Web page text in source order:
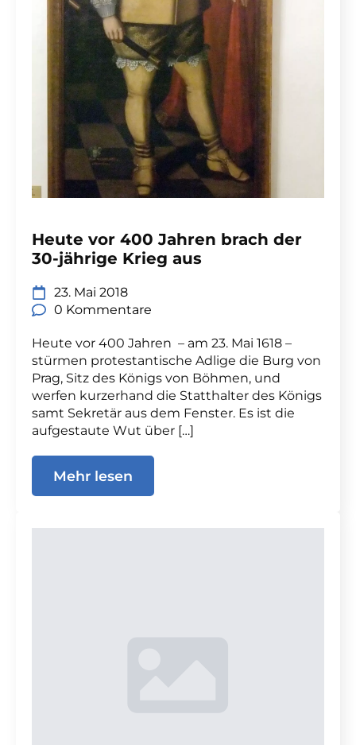
Heute vor 400 Jahren brach der
30-jährige Krieg aus
23. Mai 2018
0 Kommentare
Heute vor 400 Jahren – am 23. Mai 1618 –
stürmen protestantische Adlige die Burg von
Prag, Sitz des Königs von Böhmen, und
werfen kurzerhand die Statthalter des Königs
samt Sekretär aus dem Fenster. Es ist die
aufgestaute Wut über […]
Mehr lesen